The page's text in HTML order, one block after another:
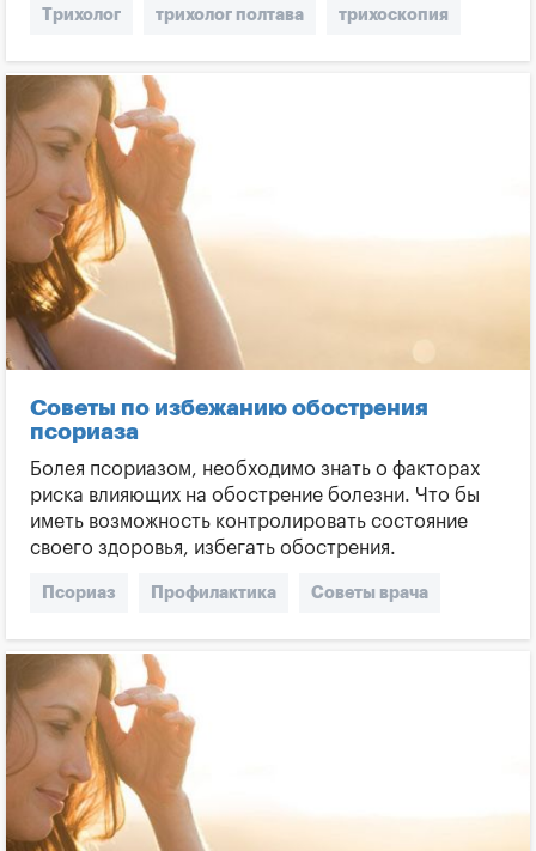
Трихолог трихолог полтава трихоскопия
Советы по избежанию обострения
псориаза
Болея псориазом, необходимо знать о факторах
риска влияющих на обострение болезни. Что бы
иметь возможность контролировать состояние
своего здоровья, избегать обострения.
Псориаз Профилактика Советы врача